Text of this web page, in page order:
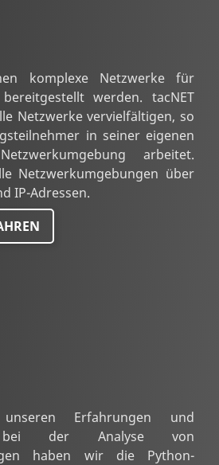
komplexe Netzwerke für
bereitgestellt werden. tacNET
Netzwerke vervielfältigen, so
in seiner eigenen
arbeitet.
Netzwerkumgebungen über
IP-Adressen.
Erfahrungen und
bei der Analyse von
haben wir die Python-